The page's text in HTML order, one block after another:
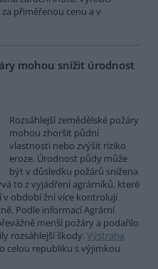
přiměřenou cenu a v
mohou snížit úrodnost
Rozsáhlejší zemědělské požáry
mohou zhoršit půdní
vlastnosti nebo zvýšit riziko
eroze. Úrodnost půdy může
být v důsledku požárů snížena
to z vyjádření agrárníků, které
v období žní více kontrolují
Podle informací Agrární
menší požáry a podařilo
rozsáhlejší škody. Výstraha
celou republiku s výjimkou